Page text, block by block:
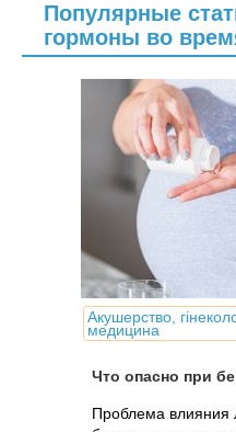
Популярные
гормоны во
Акушерство,
медицина
Что опасно при
Проблема влияния